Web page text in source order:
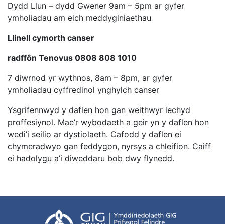
Dydd Llun – dydd Gwener 9am – 5pm ar gyfer
ymholiadau am eich meddyginiaethau
Llinell cymorth canser
radffôn Tenovus 0808 808 1010
7 diwrnod yr wythnos, 8am – 8pm, ar gyfer
ymholiadau cyffredinol ynghylch canser
Ysgrifennwyd y daflen hon gan weithwyr iechyd
proffesiynol. Mae’r wybodaeth a geir yn y daflen hon
wedi’i seilio ar dystiolaeth. Cafodd y daflen ei
chymeradwyo gan feddygon, nyrsys a chleifion. Caiff
ei hadolygu a’i diweddaru bob dwy flynedd.